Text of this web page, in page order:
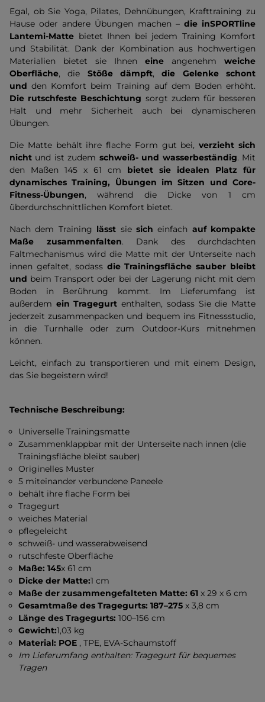
Egal, ob Sie Yoga, Pilates, Dehnübungen, Krafttraining zu
Hause oder andere Übungen machen – die inSPORTline
Lantemi-Matte bietet Ihnen bei jedem Training Komfort
und Stabilität. Dank der Kombination aus hochwertigen
Materialien bietet sie Ihnen eine angenehm weiche
Oberfläche, die Stöße dämpft,die Gelenke schont
und den Komfort beim Training auf dem Boden erhöht.
Die rutschfeste Beschichtung sorgt zudem für besseren
Halt und mehr Sicherheit auch bei dynamischeren
Übungen.
Die Matte behält ihre flache Form gut bei,verzieht sich
nicht und ist zudem schweiß- und wasserbeständig. Mit
den Maßen 145 x 61 cm bietet sie idealen Platz für
dynamisches Training, Übungen im Sitzen und Core-
Fitness-Übungen, während die Dicke von 1 cm
überdurchschnittlichen Komfort bietet.
Nach dem Training lässt sie sich einfach auf kompakte
Maße zusammenfalten. Dank des durchdachten
Faltmechanismus wird die Matte mit der Unterseite nach
innen gefaltet, sodass die Trainingsfläche sauber bleibt
und beim Transport oder bei der Lagerung nicht mit dem
Boden in Berührung kommt. Im Lieferumfang ist
außerdem ein Tragegurt enthalten, sodass Sie die Matte
jederzeit zusammenpacken und bequem ins Fitnessstudio,
in die Turnhalle oder zum Outdoor-Kurs mitnehmen
können.
Leicht, einfach zu transportieren und mit einem Design,
das Sie begeistern wird!
Technische Beschreibung:
Universelle Trainingsmatte
Zusammenklappbar mit der Unterseite nach innen (die
Trainingsfläche bleibt sauber)
Originelles Muster
5 miteinander verbundene Paneele
behält ihre flache Form bei
Tragegurt
weiches Material
pflegeleicht
schweiß- und wasserabweisend
rutschfeste Oberfläche
Maße: 145x 61 cm
Dicke der Matte:1 cm
Maße der zusammengefalteten Matte: 61x 29 x 6 cm
Gesamtmaße des Tragegurts: 187–275x 3,8 cm
Länge des Tragegurts: 100–156 cm
Gewicht:1,03 kg
Material: POE , TPE, EVA-Schaumstoff
Im Lieferumfang enthalten: Tragegurt für bequemes
Tragen